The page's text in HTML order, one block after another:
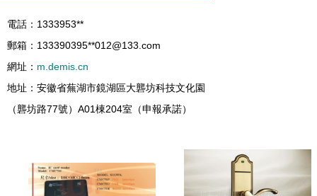
電話：1333953**
郵箱：133390395**012@133.com
網址： m.demis.cn
地址：安徽省蕪湖市鏡湖區大礱坊科技文化園
（礱坊路77號）A01棟204室（申報承諾）